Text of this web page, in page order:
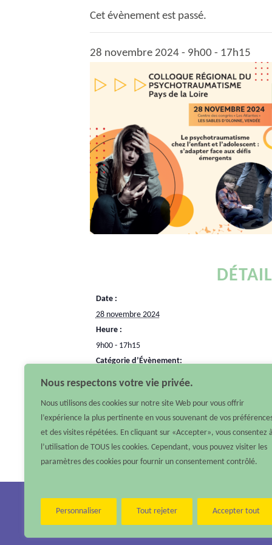
Nous respectons votre vie privée.
Nous utilisons des cookies sur notre site Web pour vous offrir
l’expérience la plus pertinente en vous souvenant de vos
et des visites répétées. En cliquant sur «Accepter», vous consentez à
l’utilisation de TOUS les cookies. Cependant, vous pouvez visiter les
paramètres des cookies pour fournir un consentement contrôlé.
Personnaliser Tout rejeter Accepter tout
Cet évènement est passé.
28 novembre 2024 - 9h00 - 17h15
Date :
28 novembre 2024
Heure :
9h00 - 17h15
Catégorie d’Évènement:
Événements partenaires
https://www.pays-de-la-loire.ars.sante.fr/2eme-
pediatriques
Nous contacter :
Téléphone : 02 40 48 10 79 –